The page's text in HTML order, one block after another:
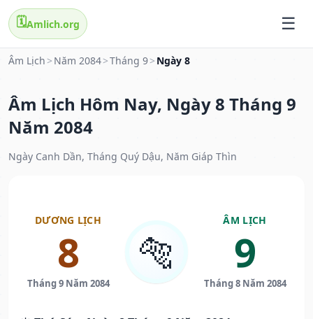
🗓️Amlich.org
Âm Lịch > Năm 2084>Tháng 9> Ngày 8
Âm Lịch Hôm Nay, Ngày 8 Tháng 9
Năm 2084
Ngày Canh Dần, Tháng Quý Dậu, Năm Giáp Thìn
DƯƠNG LỊCH
8
Tháng 9 Năm 2084
🐅
ÂM LỊCH
9
Tháng 8 Năm 2084